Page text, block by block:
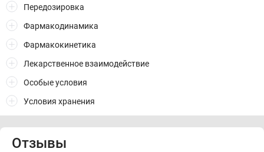
Передозировка
Фармакодинамика
Фармакокинетика
Лекарственное взаимодействие
Особые условия
Условия хранения
Отзывы